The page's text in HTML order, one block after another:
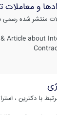
و معاملات
منتشر شده رسمی
& Article about
با دکترین ،